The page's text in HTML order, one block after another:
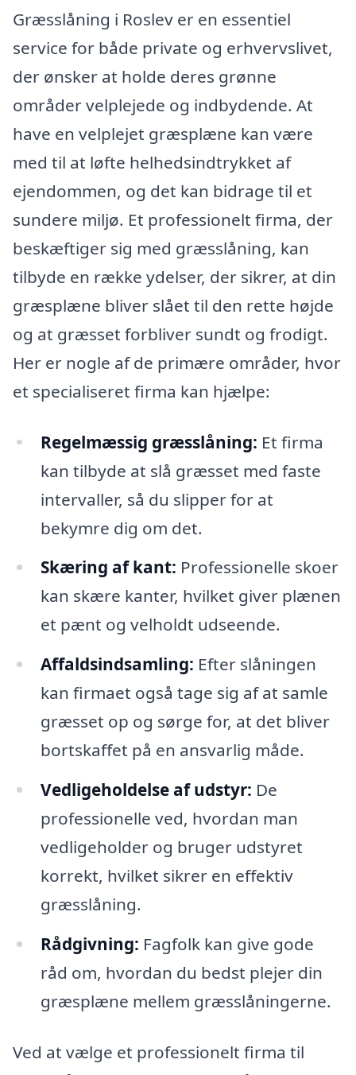
Græsslåning i Roslev er en essentiel
service for både private og erhvervslivet,
der ønsker at holde deres grønne
områder velplejede og indbydende. At
have en velplejet græsplæne kan være
med til at løfte helhedsindtrykket af
ejendommen, og det kan bidrage til et
sundere miljø. Et professionelt firma, der
beskæftiger sig med græsslåning, kan
tilbyde en række ydelser, der sikrer, at din
græsplæne bliver slået til den rette højde
og at græsset forbliver sundt og frodigt.
Her er nogle af de primære områder, hvor
et specialiseret firma kan hjælpe:
Regelmæssig græsslåning: Et firma
kan tilbyde at slå græsset med faste
intervaller, så du slipper for at
bekymre dig om det.
Skæring af kant: Professionelle skoer
kan skære kanter, hvilket giver plænen
et pænt og velholdt udseende.
Affaldsindsamling: Efter slåningen
kan firmaet også tage sig af at samle
græsset op og sørge for, at det bliver
bortskaffet på en ansvarlig måde.
Vedligeholdelse af udstyr: De
professionelle ved, hvordan man
vedligeholder og bruger udstyret
korrekt, hvilket sikrer en effektiv
græsslåning.
Rådgivning: Fagfolk kan give gode
råd om, hvordan du bedst plejer din
græsplæne mellem græsslåningerne.
Ved at vælge et professionelt firma til